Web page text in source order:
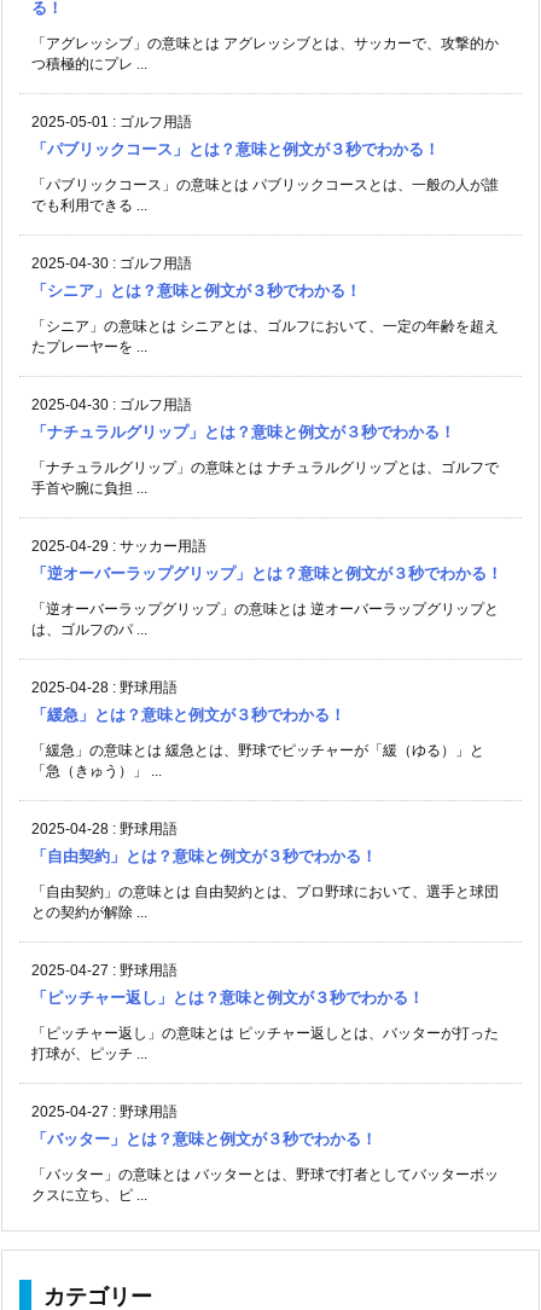
る！
「アグレッシブ」の意味とは アグレッシブとは、サッカーで、攻撃的か
つ積極的にプレ ...
2025-05-01 : ゴルフ用語
「パブリックコース」とは？意味と例文が３秒でわかる！
「パブリックコース」の意味とは パブリックコースとは、一般の人が誰
でも利用できる ...
2025-04-30 : ゴルフ用語
「シニア」とは？意味と例文が３秒でわかる！
「シニア」の意味とは シニアとは、ゴルフにおいて、一定の年齢を超え
たプレーヤーを ...
2025-04-30 : ゴルフ用語
「ナチュラルグリップ」とは？意味と例文が３秒でわかる！
「ナチュラルグリップ」の意味とは ナチュラルグリップとは、ゴルフで
手首や腕に負担 ...
2025-04-29 : サッカー用語
「逆オーバーラップグリップ」とは？意味と例文が３秒でわかる！
「逆オーバーラップグリップ」の意味とは 逆オーバーラップグリップと
は、ゴルフのパ ...
2025-04-28 : 野球用語
「緩急」とは？意味と例文が３秒でわかる！
「緩急」の意味とは 緩急とは、野球でピッチャーが「緩（ゆる）」と
「急（きゅう）」 ...
2025-04-28 : 野球用語
「自由契約」とは？意味と例文が３秒でわかる！
「自由契約」の意味とは 自由契約とは、プロ野球において、選手と球団
との契約が解除 ...
2025-04-27 : 野球用語
「ピッチャー返し」とは？意味と例文が３秒でわかる！
「ピッチャー返し」の意味とは ピッチャー返しとは、バッターが打った
打球が、ピッチ ...
2025-04-27 : 野球用語
「バッター」とは？意味と例文が３秒でわかる！
「バッター」の意味とは バッターとは、野球で打者としてバッターボッ
クスに立ち、ピ ...
カテゴリー